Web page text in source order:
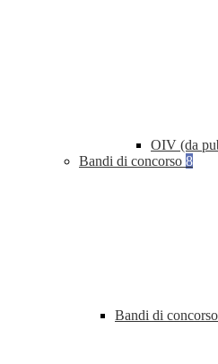
OIV (da
Bandi di concorso 8
Bandi di concorso